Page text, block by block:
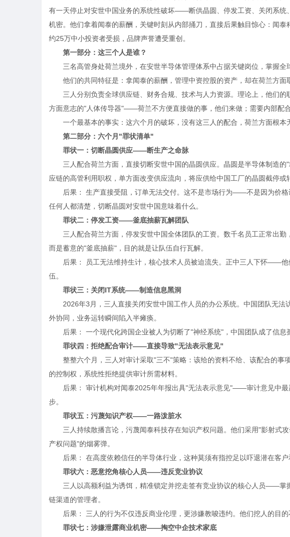
有一天停止对安世中国业务的系统性破坏——断供晶圆、停发工资、关闭系统
机密。他们拿着闻泰的薪酬，关键时刻从内部捅刀，直接后果触目惊心：闻
约25万中小投资者受损，品牌声誉遭受重创。
第一部分：这三个人是谁？
三名高管身处荷兰境外，在安世半导体管理体系中占据关键岗位，掌握全
他们的共同特征是：拿闻泰的薪酬，管理中资控股的资产，却在荷兰方面
三人分别负责全球供应链、财务合规、技术与人力资源。理论上，他们
方面意志的"人体传导器"——荷兰不方便直接做的事，他们来做；需要内部配合
一个最基本的事实：这六个月的破坏，没有这三人的配合，荷兰方面根本
第二部分：六个月"罪状清单"
罪状一：切断晶圆供应——断生产之命脉
三人配合荷兰方面，直接切断安世中国的晶圆供应。晶圆是半导体制造
应链的高管利用职权，单方面改变供应流向，将应供给中国工厂的晶圆截停或
后果： 生产直接受阻，订单无法交付。这不是市场行为——不是因为价
任何人都清楚，切断晶圆对安世中国意味着什么。
罪状二：停发工资——釜底抽薪瓦解团队
三人配合荷兰方面，停发安世中国全体团队的工资。数千名员工正常出
而是蓄意的"釜底抽薪"，目的就是让队伍自行瓦解。
后果： 员工无法维持生计，核心技术人员被迫流失。正中三人下怀——
伍。
罪状三：关闭IT系统——制造信息黑洞
2026年3月，三人直接关闭安世中国工作人员的办公系统。中国团队无
外协同，业务运转瞬间陷入半瘫痪。
后果： 一个现代化跨国企业被人为切断了"神经系统"，中国团队成了信息
罪状四：拒绝配合审计——直接导致"无法表示意见"
整整六个月，三人对审计采取"三不"策略：该给的资料不给、该配合的事
的控制权，系统性拒绝提供审计所需材料。
后果： 审计机构对闻泰2025年年报出具"无法表示意见"——审计意见中
步。
罪状五：污蔑知识产权——一路泼脏水
三人持续散播言论，污蔑闻泰科技存在知识产权问题。他们采用"影射
产权问题"的烟雾弹。
后果： 在高度依赖信任的半导体行业，这种莫须有指控足以吓退潜在客
罪状六：恶意挖角核心人员——违反竞业协议
三人以高额利益为诱饵，精准锁定并挖走签有竞业协议的核心人员——掌
链渠道的管理者。
后果： 三人的行为不仅违反商业伦理，更涉嫌教唆违约。他们挖人的目
罪状七：涉嫌泄露商业机密——掏空中企技术家底